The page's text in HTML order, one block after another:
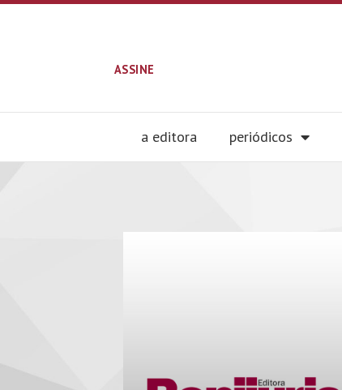
ASSINE
a editora periódicos